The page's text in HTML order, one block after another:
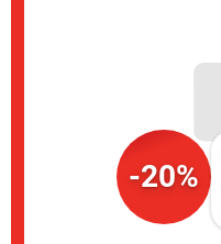
-20%